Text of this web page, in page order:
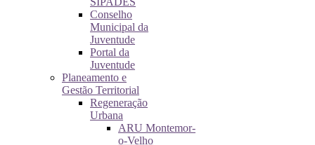
Conselho
Municipal da
Juventude
Portal da
Juventude
Planeamento e
Gestão Territorial
Regeneração
Urbana
ARU Montemor-
o-Velho